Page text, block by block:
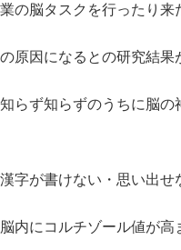
の脳タスクを行ったり来
原因になるとの研究結果
らず知らずのうちに脳
字が書けない・思い出せ
内にコルチゾール値が